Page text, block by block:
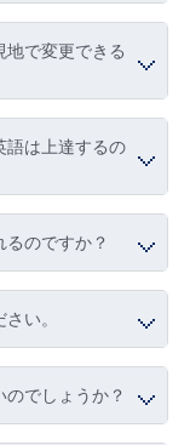
で変更できる
語は上達するの
のですか？
い。
でしょうか？